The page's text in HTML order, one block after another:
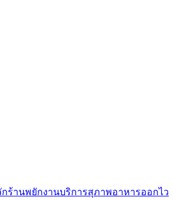
ร้านพยักงานบริการสุภาพอาหารออกไว